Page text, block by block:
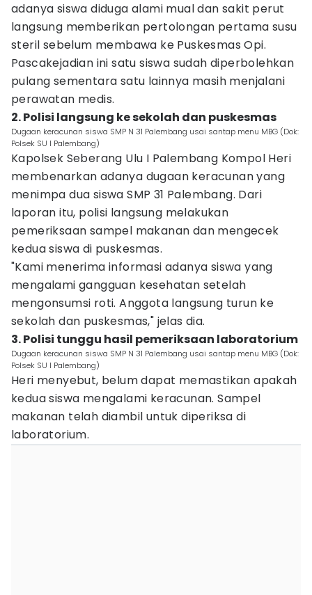
adanya siswa diduga alami mual dan sakit perut
langsung memberikan pertolongan pertama susu
steril sebelum membawa ke Puskesmas Opi.
Pascakejadian ini satu siswa sudah diperbolehkan
pulang sementara satu lainnya masih menjalani
perawatan medis.
2. Polisi langsung ke sekolah dan puskesmas
Dugaan keracunan siswa SMP N 31 Palembang usai santap menu MBG (Dok:
Polsek SU I Palembang)
Kapolsek Seberang Ulu I Palembang Kompol Heri
membenarkan adanya dugaan keracunan yang
menimpa dua siswa SMP 31 Palembang. Dari
laporan itu, polisi langsung melakukan
pemeriksaan sampel makanan dan mengecek
kedua siswa di puskesmas.
"Kami menerima informasi adanya siswa yang
mengalami gangguan kesehatan setelah
mengonsumsi roti. Anggota langsung turun ke
sekolah dan puskesmas," jelas dia.
3. Polisi tunggu hasil pemeriksaan laboratorium
Dugaan keracunan siswa SMP N 31 Palembang usai santap menu MBG (Dok:
Polsek SU I Palembang)
Heri menyebut, belum dapat memastikan apakah
kedua siswa mengalami keracunan. Sampel
makanan telah diambil untuk diperiksa di
laboratorium.